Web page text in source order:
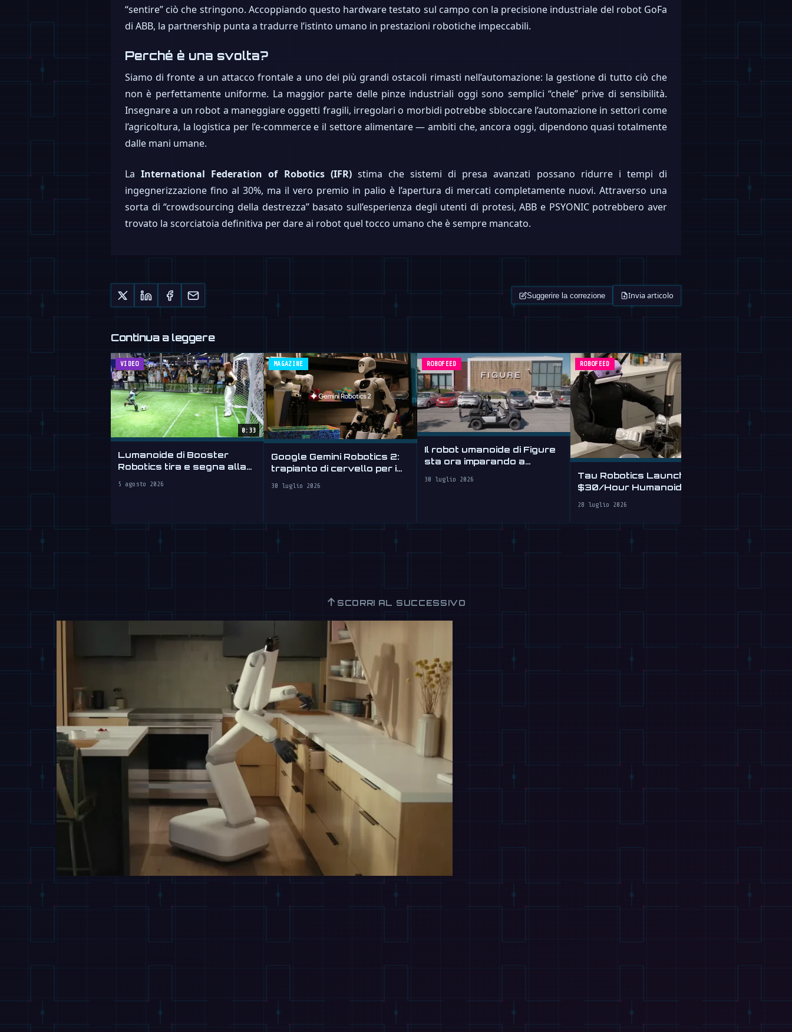
“sentire” ciò che stringono. Accoppiando questo hardware testato sul campo con la precisione industriale del robot GoFa
di ABB, la partnership punta a tradurre l’istinto umano in prestazioni robotiche impeccabili.
Perché è una svolta?
Siamo di fronte a un attacco frontale a uno dei più grandi ostacoli rimasti nell’automazione: la gestione di tutto ciò che
non è perfettamente uniforme. La maggior parte delle pinze industriali oggi sono semplici “chele” prive di sensibilità.
Insegnare a un robot a maneggiare oggetti fragili, irregolari o morbidi potrebbe sbloccare l’automazione in settori come
l’agricoltura, la logistica per l’e-commerce e il settore alimentare — ambiti che, ancora oggi, dipendono quasi totalmente
dalle mani umane.
LaInternational Federation of Robotics (IFR)stima che sistemi di presa avanzati possano ridurre i tempi di
ingegnerizzazione fino al 30%, ma il vero premio in palio è l’apertura di mercati completamente nuovi. Attraverso una
sorta di “crowdsourcing della destrezza” basato sull’esperienza degli utenti di protesi, ABB e PSYONIC potrebbero aver
trovato la scorciatoia definitiva per dare ai robot quel tocco umano che è sempre mancato.
Suggerire la correzione Invia articolo
Continua a leggere
VIDEO
0:33
Lumanoide di Booster
Robotics tira e segna alla
5 agosto 2026
MAGAZINE
Google Gemini Robotics 2:
trapianto di cervello per i
30 luglio 2026
ROBOFEED
Il robot umanoide di Figure
sta ora imparando a
30 luglio 2026
ROBOFEED
Tau Robotics Launches
$30/Hour Humanoid
28 luglio 2026
↑ SCORRI AL SUCCESSIVO